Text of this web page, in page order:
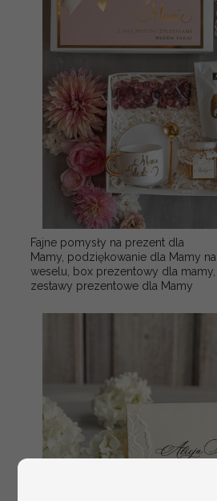
Fajne pomysły na prezent dla
Mamy, podziękowanie dla Mamy na
weselu, box prezentowy dla mamy,
zestawy prezentowe dla Mamy